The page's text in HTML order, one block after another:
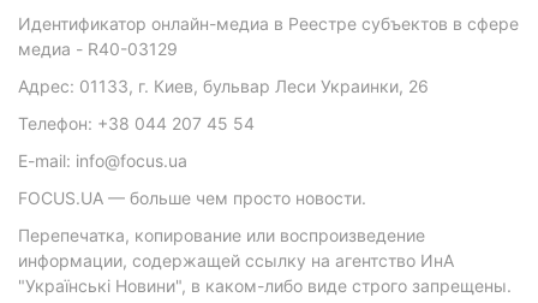
Идентификатор онлайн-медиа в Реестре субъектов в сфере
медиа - R40-03129
Адрес: 01133, г. Киев, бульвар Леси Украинки, 26
Телефон: +38 044 207 45 54
E-mail: info@focus.ua
FOCUS.UA — больше чем просто новости.
Перепечатка, копирование или воспроизведение
информации, содержащей ссылку на агентство ИнА
"Українські Новини", в каком-либо виде строго запрещены.